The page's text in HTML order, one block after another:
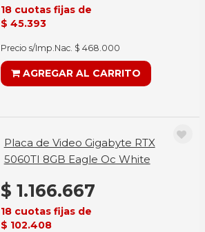
18 cuotas fijas de
$ 45.393
Precio s/Imp.Nac. $ 468.000
AGREGAR AL CARRITO
Placa de Video Gigabyte RTX
5060TI 8GB Eagle Oc White
$ 1.166.667
18 cuotas fijas de
$ 102.408